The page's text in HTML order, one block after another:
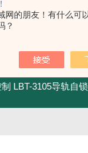
网的朋友！有什么可
？
LBT-3105导轨自锁器可靠性锁止